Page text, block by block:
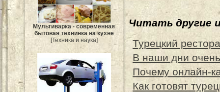
Мультиварка - современная
бытовая технинка на кухне
[Техника и наука]
Читать другие
Турецкий
В наши дни
Почему онлайн-
Как готовят